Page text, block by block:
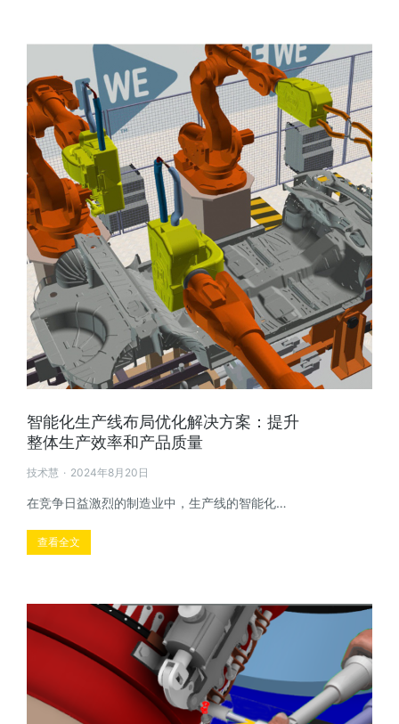
智能化生产线布局优化解决方案：提升
整体生产效率和产品质量
技术慧 2024年8月20日
在竞争日益激烈的制造业中，生产线的智能化…
查看全文